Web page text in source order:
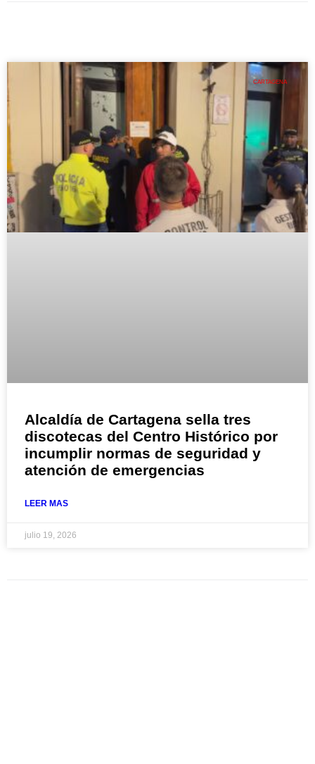
CARTAGENA
Alcaldía de Cartagena sella tres
discotecas del Centro Histórico por
incumplir normas de seguridad y
atención de emergencias
LEER MAS
julio 19, 2026